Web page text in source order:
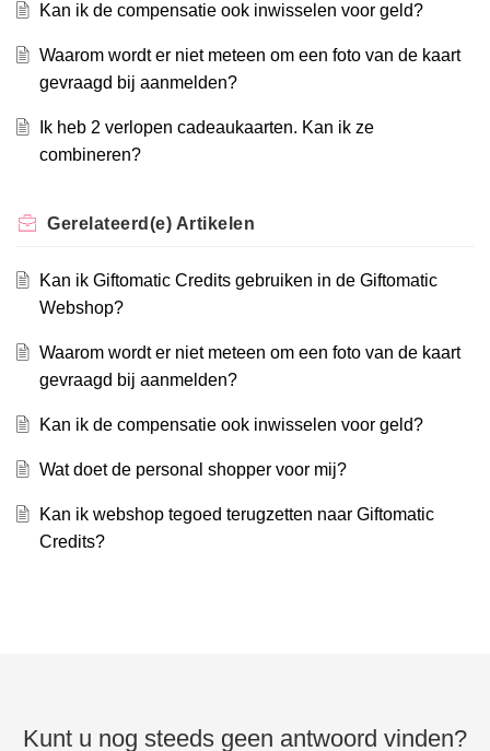
Kan ik de compensatie ook inwisselen voor geld?
Waarom wordt er niet meteen om een foto van de kaart
gevraagd bij aanmelden?
Ik heb 2 verlopen cadeaukaarten. Kan ik ze
combineren?
Gerelateerd(e) Artikelen
Kan ik Giftomatic Credits gebruiken in de Giftomatic
Webshop?
Waarom wordt er niet meteen om een foto van de kaart
gevraagd bij aanmelden?
Kan ik de compensatie ook inwisselen voor geld?
Wat doet de personal shopper voor mij?
Kan ik webshop tegoed terugzetten naar Giftomatic
Credits?
Kunt u nog steeds geen antwoord vinden?